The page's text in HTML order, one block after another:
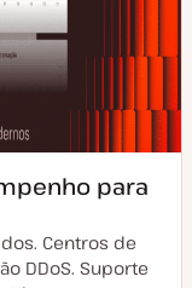
para
Centros de
DDoS. Suporte